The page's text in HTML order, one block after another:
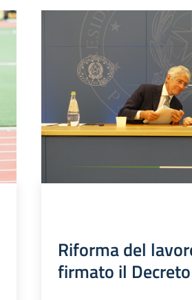
Riforma del
firmato il Decreto